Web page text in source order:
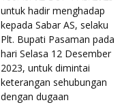
untuk hadir menghadap
kepada Sabar AS, selaku
Plt. Bupati Pasaman pada
hari Selasa 12 Desember
2023, untuk dimintai
keterangan sehubungan
dengan dugaan